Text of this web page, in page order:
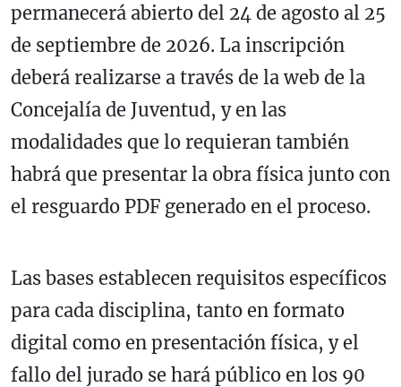
permanecerá abierto del 24 de agosto al 25
de septiembre de 2026. La inscripción
deberá realizarse a través de la web de la
Concejalía de Juventud, y en las
modalidades que lo requieran también
habrá que presentar la obra física junto con
el resguardo PDF generado en el proceso.
Las bases establecen requisitos específicos
para cada disciplina, tanto en formato
digital como en presentación física, y el
fallo del jurado se hará público en los 90